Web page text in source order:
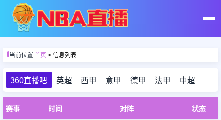
首页
足球直播
篮球直播
当前位置:首页 > 信息列表
360直播吧 英超 西甲 意甲 德甲 法甲 中超
赛事 时间 对阵 状态